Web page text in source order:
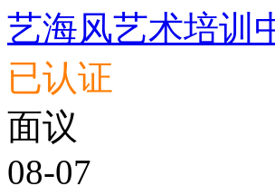
艺海风艺术培训
已认证
面议
08-07